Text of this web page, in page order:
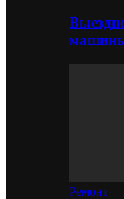
машины
Ремонт